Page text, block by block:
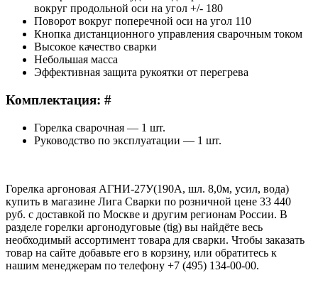
вокруг продольной оси на угол +/- 180
Поворот вокруг поперечной оси на угол 110
Кнопка дистанционного управления сварочным током
Высокое качество сварки
Небольшая масса
Эффективная защита рукоятки от перегрева
Комплектация: #
Горелка сварочная — 1 шт.
Руководство по эксплуатации — 1 шт.
Горелка аргоновая АГНИ-27У(190А, шл. 8,0м, усил, вода)
купить в магазине Лига Сварки по розничной цене 33 440
руб. с доставкой по Москве и другим регионам России. В
разделе горелки аргонодуговые (tig) вы найдёте весь
необходимый ассортимент товара для сварки. Чтобы заказать
товар на сайте добавьте его в корзину, или обратитесь к
нашим менеджерам по телефону +7 (495) 134-00-00.